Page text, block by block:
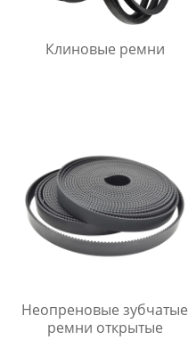
Клиновые ремни
Неопреновые зубчатые
ремни открытые